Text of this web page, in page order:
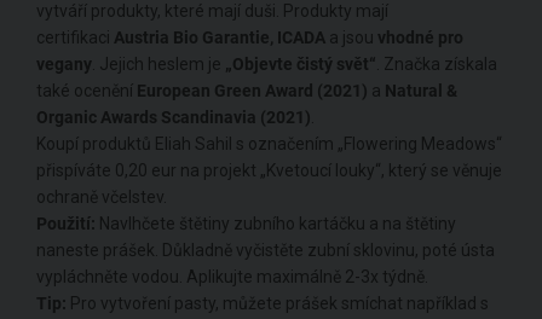
vytváří produkty, které mají duši. Produkty mají
certifikaci Austria Bio Garantie, ICADA a jsou vhodné pro
vegany. Jejich heslem je „Objevte čistý svět“. Značka získala
také ocenění European Green Award (2021) a Natural &
Organic Awards Scandinavia (2021).
Koupí produktů Eliah Sahil s označením „Flowering Meadows“
přispíváte 0,20 eur na projekt „Kvetoucí louky“, který se věnuje
ochraně včelstev.
Použití: Navlhčete štětiny zubního kartáčku a na štětiny
naneste prášek. Důkladně vyčistěte zubní sklovinu, poté ústa
vypláchněte vodou. Aplikujte maximálně 2-3x týdně.
Tip: Pro vytvoření pasty, můžete prášek smíchat například s